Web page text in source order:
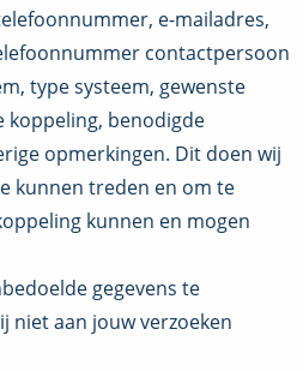
e-mailadres,
contactpersoon
type systeem, gewenste
koppeling, benodigde
opmerkingen. Dit doen wij
kunnen treden en om te
kunnen en mogen
gegevens te
niet aan jouw verzoeken